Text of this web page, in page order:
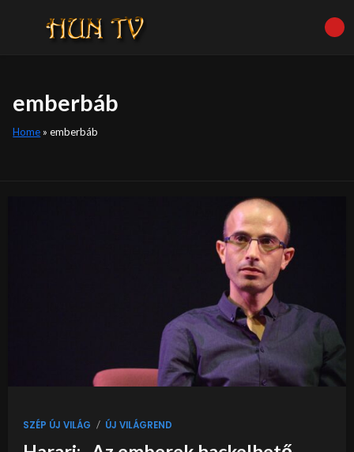
emberbáb
Home »emberbáb
SZÉP ÚJ VILÁG / ÚJ VILÁGREND